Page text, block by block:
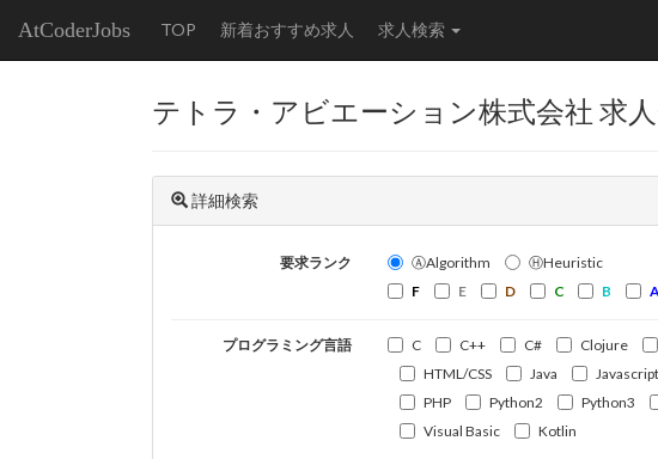
AtCoderJobs TOP 新着おすすめ求人 求人検索
テトラ・アビエーション株式会社 求
詳細検索
要求ランク ⒶAlgorithm
ⒽHeuristic
F
E D C B
プログラミング言語 C C++ C# Clojure
HTML/CSS
Java Javascript
PHP
Python2 Python3
Visual Basic
Kotlin